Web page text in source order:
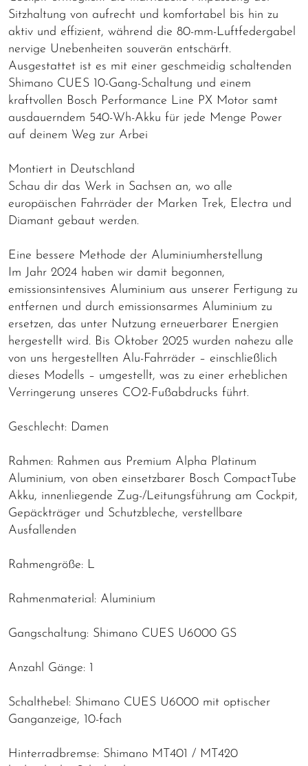
Sitzhaltung von aufrecht und komfortabel bis hin zu
aktiv und effizient, während die 80-mm-Luftfedergabel
nervige Unebenheiten souverän entschärft.
Ausgestattet ist es mit einer geschmeidig schaltenden
Shimano CUES 10-Gang-Schaltung und einem
kraftvollen Bosch Performance Line PX Motor samt
ausdauerndem 540-Wh-Akku für jede Menge Power
auf deinem Weg zur Arbei
Montiert in Deutschland
Schau dir das Werk in Sachsen an, wo alle
europäischen Fahrräder der Marken Trek, Electra und
Diamant gebaut werden.
Eine bessere Methode der Aluminiumherstellung
Im Jahr 2024 haben wir damit begonnen,
emissionsintensives Aluminium aus unserer Fertigung zu
entfernen und durch emissionsarmes Aluminium zu
ersetzen, das unter Nutzung erneuerbarer Energien
hergestellt wird. Bis Oktober 2025 wurden nahezu alle
von uns hergestellten Alu-Fahrräder – einschließlich
dieses Modells – umgestellt, was zu einer erheblichen
Verringerung unseres CO2-Fußabdrucks führt.
Geschlecht: Damen
Rahmen: Rahmen aus Premium Alpha Platinum
Aluminium, von oben einsetzbarer Bosch CompactTube
Akku, innenliegende Zug-/Leitungsführung am Cockpit,
Gepäckträger und Schutzbleche, verstellbare
Ausfallenden
Rahmengröße: L
Rahmenmaterial: Aluminium
Gangschaltung: Shimano CUES U6000 GS
Anzahl Gänge: 1
Schalthebel: Shimano CUES U6000 mit optischer
Ganganzeige, 10-fach
Hinterradbremse: Shimano MT401 / MT420